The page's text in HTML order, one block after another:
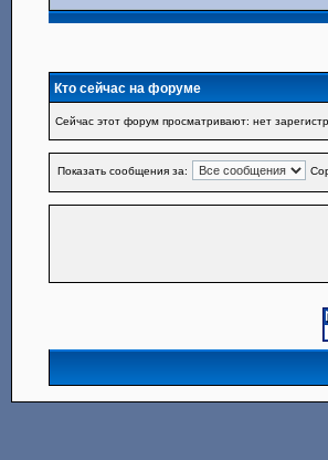
Кто сейчас на форуме
Сейчас этот форум просматривают: нет
Показать сообщения за: